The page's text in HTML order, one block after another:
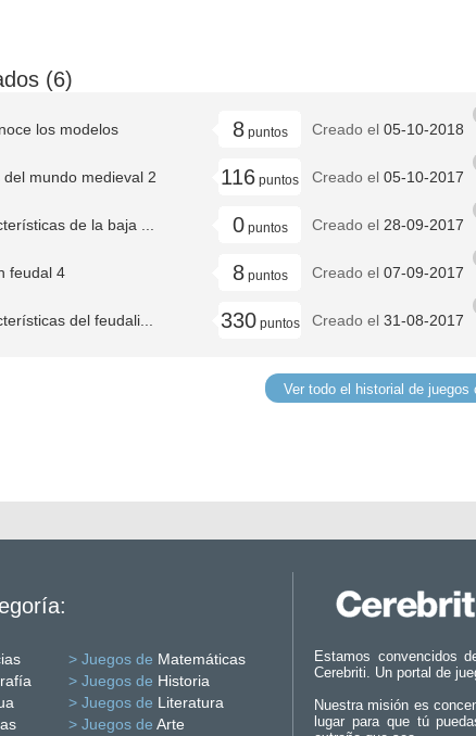
(6)
los modelos 8puntos Creado el 05-10-2018
del mundo medieval 2 116 puntos Creado el 05-10-2017
de la baja ... 0puntos Creado el 28-09-2017
feudal 4 8puntos Creado el 07-09-2017
del feudali... 330puntos Creado el 31-08-2017
Ver todo el historial de juegos
> Juegos de Matemáticas
> Juegos de Historia
> Juegos de Literatura
> Juegos de Arte
Estamos convencidos
Cerebriti. Un portal de
Nuestra misión es
lugar para que tú